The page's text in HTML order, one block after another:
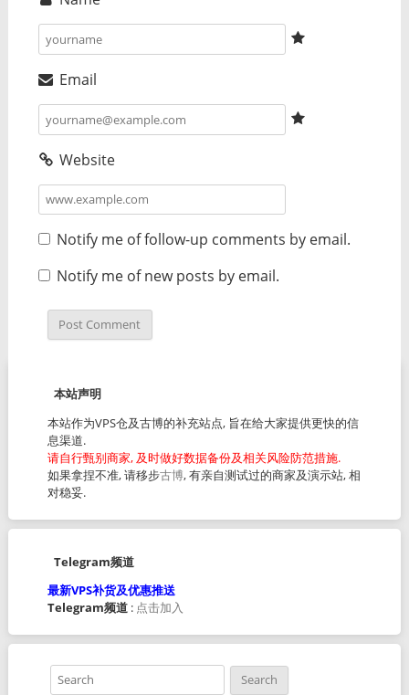
Email
Website
Notify me of follow-up comments by email.
Notify me of new posts by email.
本站声明
本站作为VPS仓及古博的补充站点, 旨在给大家提供更快的信
息渠道.
请自行甄别商家, 及时做好数据备份及相关风险防范措施.
如果拿捏不准, 请移步古博, 有亲自测试过的商家及演示站, 相
对稳妥.
Telegram频道
最新VPS补货及优惠推送
Telegram频道: 点击加入